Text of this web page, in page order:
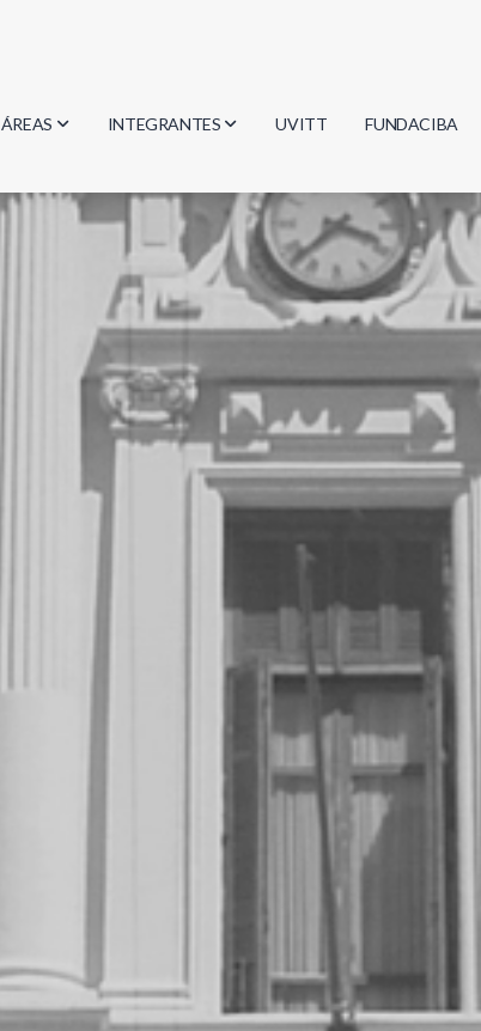
ÁREAS
Biología
Matemática
INTEGRANTES
Investigadores
Estudiantes
Egresados
UVITT FUNDACIBA